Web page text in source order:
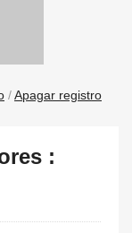
/Apagar registro
: